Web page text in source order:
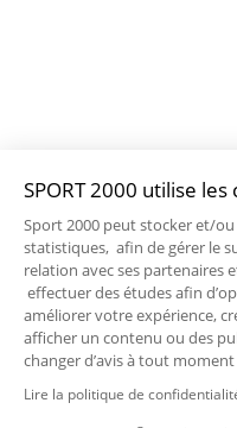
SPORT 2000 utilise les
Sport 2000 peut stocker et/
statistiques, afin de gérer le
relation avec ses partenaires
effectuer des études afin
améliorer votre expérience,
afficher un contenu ou des
changer d’avis à tout
Lire la politique de